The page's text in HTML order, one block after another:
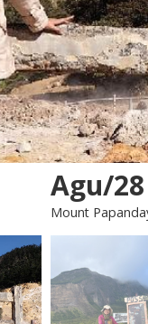
Agu/28
Mount